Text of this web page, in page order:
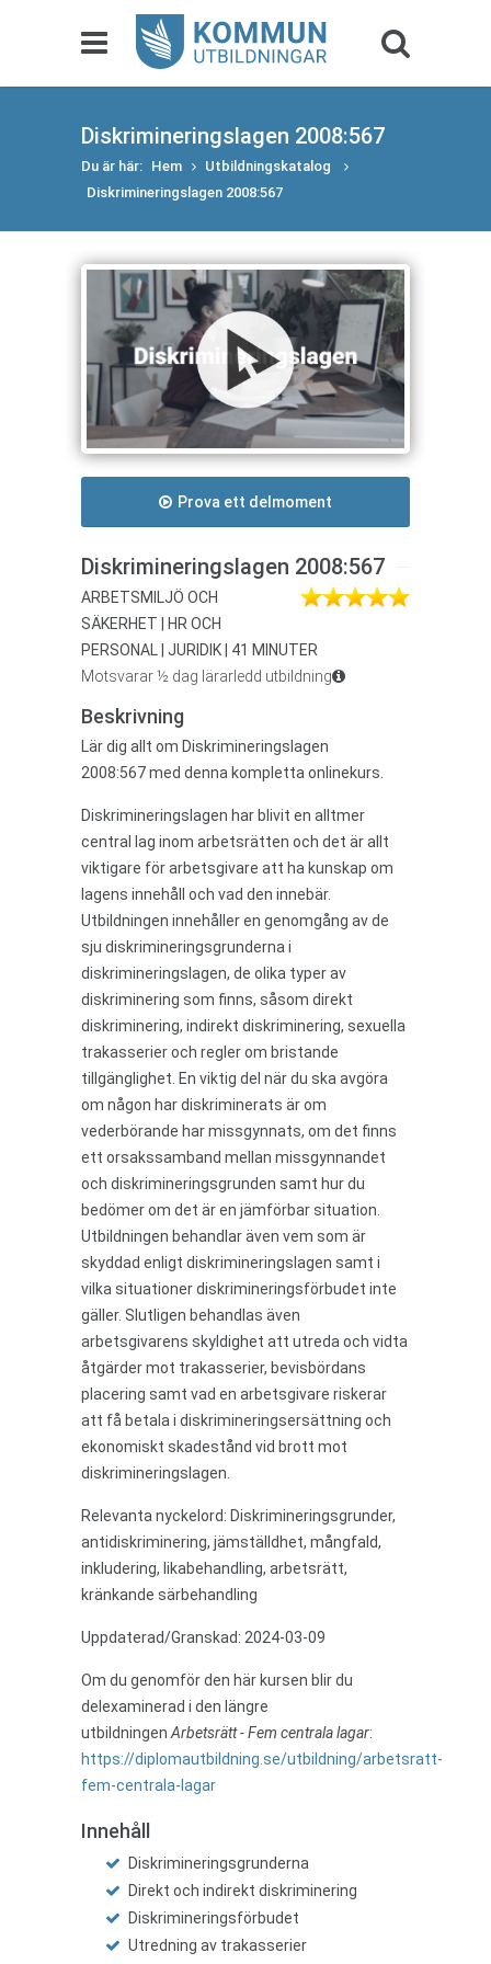
Diskrimineringslagen 2008:567
Du är här: Hem
Utbildningskatalog
Diskrimineringslagen 2008:567
Prova ett delmoment
Diskrimineringslagen 2008:567
ARBETSMILJÖ OCH
SÄKERHET | HR OCH
PERSONAL | JURIDIK | 41 MINUTER
Motsvarar ½ dag lärarledd utbildning
Beskrivning
Lär dig allt om Diskrimineringslagen
2008:567med denna kompletta onlinekurs.
Diskrimineringslagen har blivit en alltmer
central lag inom arbetsrätten och det är allt
viktigare för arbetsgivare att ha kunskap om
lagens innehåll och vad den innebär.
Utbildningen innehåller en genomgång av de
sju diskrimineringsgrunderna i
diskrimineringslagen, de olika typer av
diskriminering som finns, såsom direkt
diskriminering, indirekt diskriminering, sexuella
trakasserier och regler om bristande
tillgänglighet. En viktig del när du ska avgöra
om någon har diskriminerats är om
vederbörande har missgynnats, om det finns
ett orsakssamband mellan missgynnandet
och diskrimineringsgrunden samt hur du
bedömer om det är en jämförbar situation.
Utbildningen behandlar även vem som är
skyddad enligt diskrimineringslagen samt i
vilka situationer diskrimineringsförbudet inte
gäller. Slutligen behandlas även
arbetsgivarens skyldighet att utreda och vidta
åtgärder mot trakasserier, bevisbördans
placering samt vad en arbetsgivare riskerar
att få betala i diskrimineringsersättning och
ekonomiskt skadestånd vid brott mot
diskrimineringslagen.
Relevanta nyckelord: Diskrimineringsgrunder,
antidiskriminering, jämställdhet, mångfald,
inkludering, likabehandling, arbetsrätt,
kränkande särbehandling
Uppdaterad/Granskad: 2024-03-09
Om du genomför den här kursen blir du
delexaminerad i den längre
utbildningen Arbetsrätt - Fem centrala lagar:
https://diplomautbildning.se/utbildning/arbetsratt-
fem-centrala-lagar
Innehåll
Diskrimineringsgrunderna
Direkt och indirekt diskriminering
Diskrimineringsförbudet
Utredning av trakasserier